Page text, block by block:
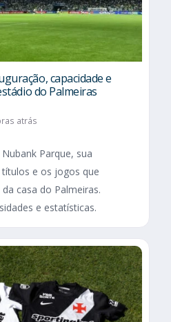
capacidade e
do Palmeiras
atrás
Parque, sua
e os jogos que
casa do Palmeiras.
e estatísticas.